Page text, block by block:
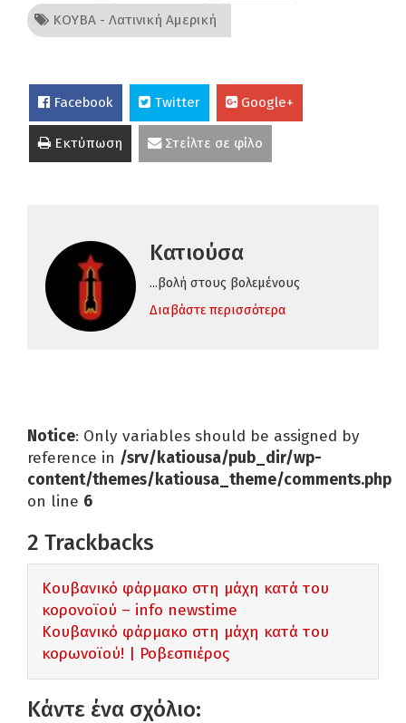
ΚΟΥΒΑ - Λατινική Αμερική
Facebook Twitter Google+
Εκτύπωση Στείλτε σε φίλο
Κατιούσα
...βολή στους βολεμένους
Διαβάστε περισσότερα
Notice: Only variables should be assigned by
reference in /srv/katiousa/pub_dir/wp-
content/themes/katiousa_theme/comments.php
on line 6
2 Trackbacks
Κουβανικό φάρμακο στη μάχη κατά του
κορονοϊού – info newstime
Κουβανικό φάρμακο στη μάχη κατά του
κορωνοϊού! | Ροβεσπιέρος
Κάντε ένα σχόλιο: